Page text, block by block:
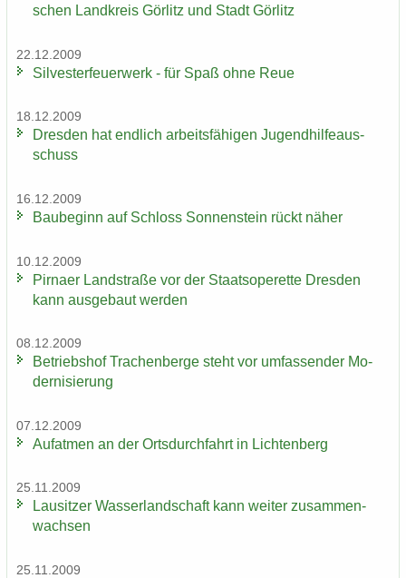
schen Land­kreis Gör­litz und Stadt Gör­litz
22.12.2009
Sil­ves­ter­feu­er­werk - für Spaß ohne Reue
18.12.2009
Dres­den hat end­lich ar­beits­fä­hi­gen Ju­gend­hil­fe­aus­
schuss
16.12.2009
Bau­be­ginn auf Schloss Son­nen­stein rückt näher
10.12.2009
Pirna­er Land­stra­ße vor der Staats­ope­ret­te Dres­den
kann aus­ge­baut wer­den
08.12.2009
Be­triebs­hof Tra­chen­ber­ge steht vor um­fas­sen­der Mo­
der­ni­sie­rung
07.12.2009
Auf­at­men an der Orts­durch­fahrt in Lich­ten­berg
25.11.2009
Lau­sit­zer Was­ser­land­schaft kann wei­ter zu­sam­men­
wach­sen
25.11.2009